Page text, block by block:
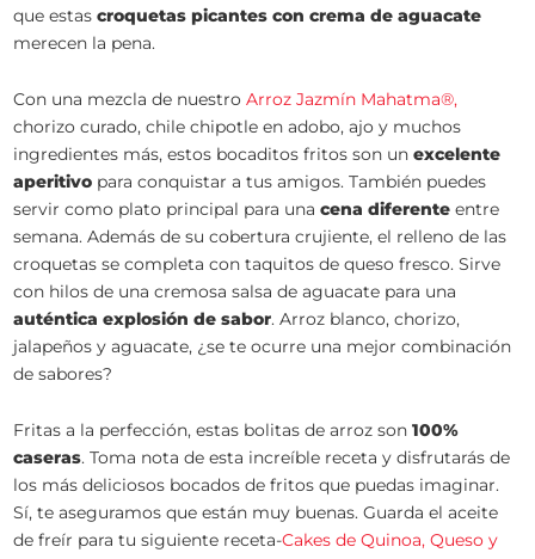
que estascroquetas picantes con crema de aguacate
merecen la pena.
Con una mezcla de nuestroArroz Jazmín Mahatma®,
chorizo curado, chile chipotle en adobo, ajo y muchos
ingredientes más, estos bocaditos fritos son unexcelente
aperitivo para conquistar a tus amigos. También puedes
servir como plato principal para unacena diferente entre
semana. Además de su cobertura crujiente, el relleno de las
croquetas se completa con taquitos de queso fresco. Sirve
con hilos de una cremosa salsa de aguacate para una
auténtica explosión de sabor. Arroz blanco, chorizo,
jalapeños y aguacate, ¿se te ocurre una mejor combinación
de sabores?
Fritas a la perfección, estas bolitas de arroz son100%
caseras. Toma nota de esta increíble receta y disfrutarás de
los más deliciosos bocados de fritos que puedas imaginar.
Sí, te aseguramos que están muy buenas. Guarda el aceite
de freír para tu siguiente receta-Cakes de Quinoa, Queso y